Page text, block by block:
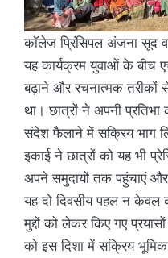
कॉलेज प्रिंसिपल अंजना सूद व
यह कार्यक्रम युवाओं के बीच
बढ़ाने और रचनात्मक तरीकों
था। छात्रों ने अपनी
संदेश फैलाने में सक्रिय भाग
इकाई ने छात्रों को यह भी
अपने समुदायों तक पहुंचाएं और
यह दो दिवसीय पहल न
मुद्दों को लेकर किए गए
को इस दिशा में सक्रिय